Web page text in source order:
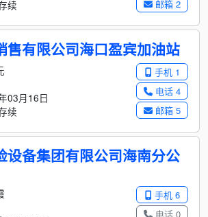
邮箱 2
续
售有限公司海口盈宾加油站
手机 1
电话 4
邮箱 5
03月16日
续
设备集团有限公司海南分公
手机 6
电话 0